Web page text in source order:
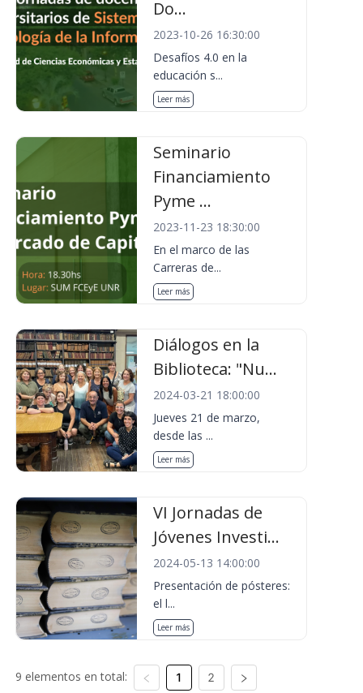
Do...
2023-10-26 16:30:00
Desafíos 4.0 en la
educación s...
Leer más
Seminario
Financiamiento
Pyme ...
2023-11-23 18:30:00
En el marco de las
Carreras de...
Leer más
Diálogos en la
Biblioteca: "Nu...
2024-03-21 18:00:00
Jueves 21 de marzo,
desde las ...
Leer más
VI Jornadas de
Jóvenes Investi...
2024-05-13 14:00:00
Presentación de pósteres:
el l...
Leer más
9 elementos en total: 1 2